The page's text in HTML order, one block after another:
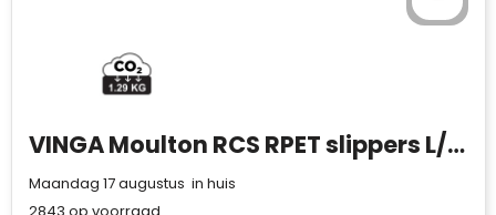
VINGA Moulton RCS RPET slippers L/XL
Maandag 17 augustus in huis